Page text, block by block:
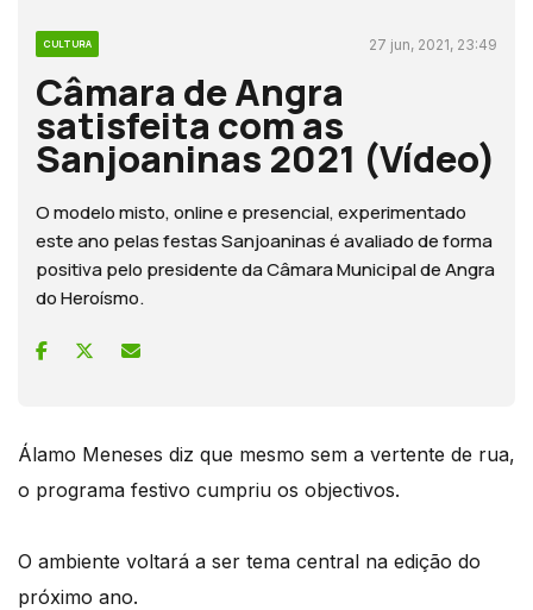
CULTURA 27 jun, 2021, 23:49
Câmara de Angra
satisfeita com as
Sanjoaninas 2021 (Vídeo)
O modelo misto, online e presencial, experimentado
este ano pelas festas Sanjoaninas é avaliado de forma
positiva pelo presidente da Câmara Municipal de Angra
do Heroísmo.
Álamo Meneses diz que mesmo sem a vertente de rua,
o programa festivo cumpriu os objectivos.
O ambiente voltará a ser tema central na edição do
próximo ano.